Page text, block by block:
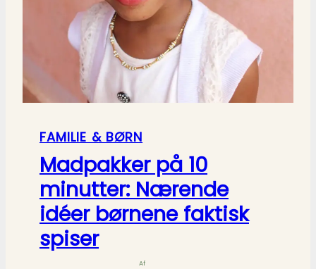
FAMILIE & BØRN
Madpakker på 10
minutter: Nærende
idéer børnene faktisk
spiser
Af